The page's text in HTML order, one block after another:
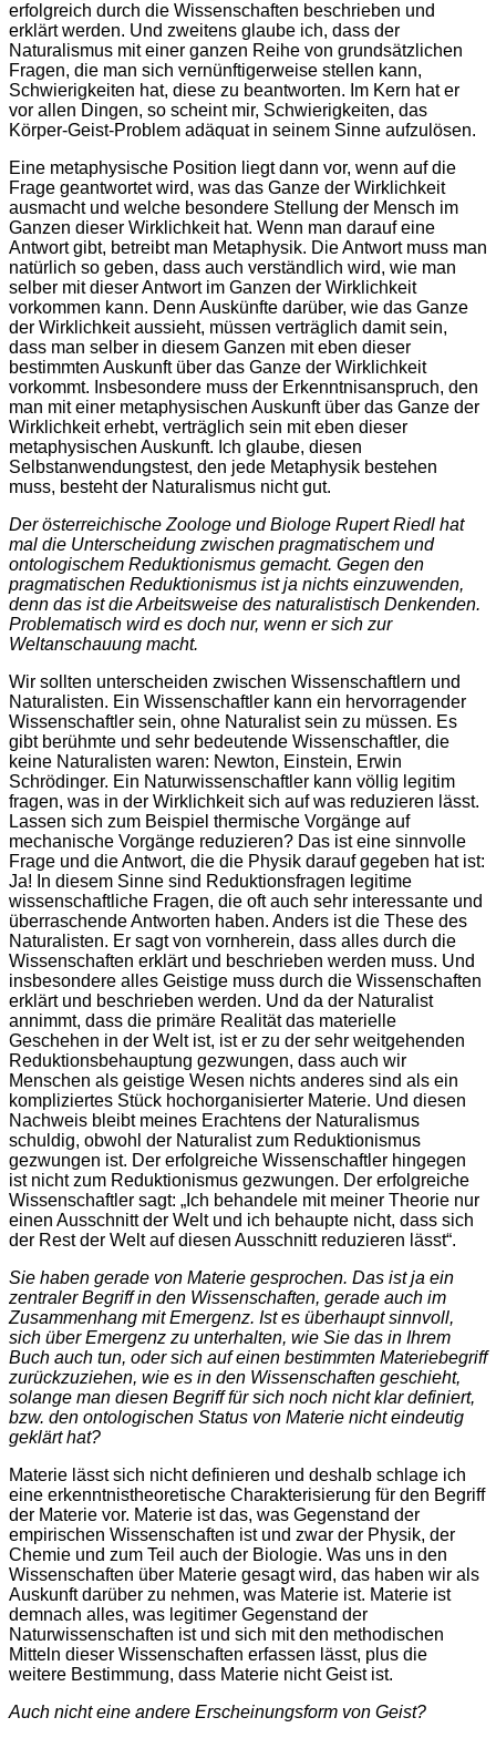
erfolgreich durch die Wissenschaften beschrieben und
erklärt werden. Und zweitens glaube ich, dass der
Naturalismus mit einer ganzen Reihe von grundsätzlichen
Fragen, die man sich vernünftigerweise stellen kann,
Schwierigkeiten hat, diese zu beantworten. Im Kern hat er
vor allen Dingen, so scheint mir, Schwierigkeiten, das
Körper-Geist-Problem adäquat in seinem Sinne aufzulösen.
Eine metaphysische Position liegt dann vor, wenn auf die
Frage geantwortet wird, was das Ganze der Wirklichkeit
ausmacht und welche besondere Stellung der Mensch im
Ganzen dieser Wirklichkeit hat. Wenn man darauf eine
Antwort gibt, betreibt man Metaphysik. Die Antwort muss man
natürlich so geben, dass auch verständlich wird, wie man
selber mit dieser Antwort im Ganzen der Wirklichkeit
vorkommen kann. Denn Auskünfte darüber, wie das Ganze
der Wirklichkeit aussieht, müssen verträglich damit sein,
dass man selber in diesem Ganzen mit eben dieser
bestimmten Auskunft über das Ganze der Wirklichkeit
vorkommt. Insbesondere muss der Erkenntnisanspruch, den
man mit einer metaphysischen Auskunft über das Ganze der
Wirklichkeit erhebt, verträglich sein mit eben dieser
metaphysischen Auskunft. Ich glaube, diesen
Selbstanwendungstest, den jede Metaphysik bestehen
muss, besteht der Naturalismus nicht gut.
Der österreichische Zoologe und Biologe Rupert Riedl hat
mal die Unterscheidung zwischen pragmatischem und
ontologischem Reduktionismus gemacht. Gegen den
pragmatischen Reduktionismus ist ja nichts einzuwenden,
denn das ist die Arbeitsweise des naturalistisch Denkenden.
Problematisch wird es doch nur, wenn er sich zur
Weltanschauung macht.
Wir sollten unterscheiden zwischen Wissenschaftlern und
Naturalisten. Ein Wissenschaftler kann ein hervorragender
Wissenschaftler sein, ohne Naturalist sein zu müssen. Es
gibt berühmte und sehr bedeutende Wissenschaftler, die
keine Naturalisten waren: Newton, Einstein, Erwin
Schrödinger. Ein Naturwissenschaftler kann völlig legitim
fragen, was in der Wirklichkeit sich auf was reduzieren lässt.
Lassen sich zum Beispiel thermische Vorgänge auf
mechanische Vorgänge reduzieren? Das ist eine sinnvolle
Frage und die Antwort, die die Physik darauf gegeben hat ist:
Ja! In diesem Sinne sind Reduktionsfragen legitime
wissenschaftliche Fragen, die oft auch sehr interessante und
überraschende Antworten haben. Anders ist die These des
Naturalisten. Er sagt von vornherein, dass alles durch die
Wissenschaften erklärt und beschrieben werden muss. Und
insbesondere alles Geistige muss durch die Wissenschaften
erklärt und beschrieben werden. Und da der Naturalist
annimmt, dass die primäre Realität das materielle
Geschehen in der Welt ist, ist er zu der sehr weitgehenden
Reduktionsbehauptung gezwungen, dass auch wir
Menschen als geistige Wesen nichts anderes sind als ein
kompliziertes Stück hochorganisierter Materie. Und diesen
Nachweis bleibt meines Erachtens der Naturalismus
schuldig, obwohl der Naturalist zum Reduktionismus
gezwungen ist. Der erfolgreiche Wissenschaftler hingegen
ist nicht zum Reduktionismus gezwungen. Der erfolgreiche
Wissenschaftler sagt: „Ich behandele mit meiner Theorie nur
einen Ausschnitt der Welt und ich behaupte nicht, dass sich
der Rest der Welt auf diesen Ausschnitt reduzieren lässt“.
Sie haben gerade von Materie gesprochen. Das ist ja ein
zentraler Begriff in den Wissenschaften, gerade auch im
Zusammenhang mit Emergenz. Ist es überhaupt sinnvoll,
sich über Emergenz zu unterhalten, wie Sie das in Ihrem
Buch auch tun, oder sich auf einen bestimmten Materiebegriff
zurückzuziehen, wie es in den Wissenschaften geschieht,
solange man diesen Begriff für sich noch nicht klar definiert,
bzw. den ontologischen Status von Materie nicht eindeutig
geklärt hat?
Materie lässt sich nicht definieren und deshalb schlage ich
eine erkenntnistheoretische Charakterisierung für den Begriff
der Materie vor. Materie ist das, was Gegenstand der
empirischen Wissenschaften ist und zwar der Physik, der
Chemie und zum Teil auch der Biologie. Was uns in den
Wissenschaften über Materie gesagt wird, das haben wir als
Auskunft darüber zu nehmen, was Materie ist. Materie ist
demnach alles, was legitimer Gegenstand der
Naturwissenschaften ist und sich mit den methodischen
Mitteln dieser Wissenschaften erfassen lässt, plus die
weitere Bestimmung, dass Materie nicht Geist ist.
Auch nicht eine andere Erscheinungsform von Geist?